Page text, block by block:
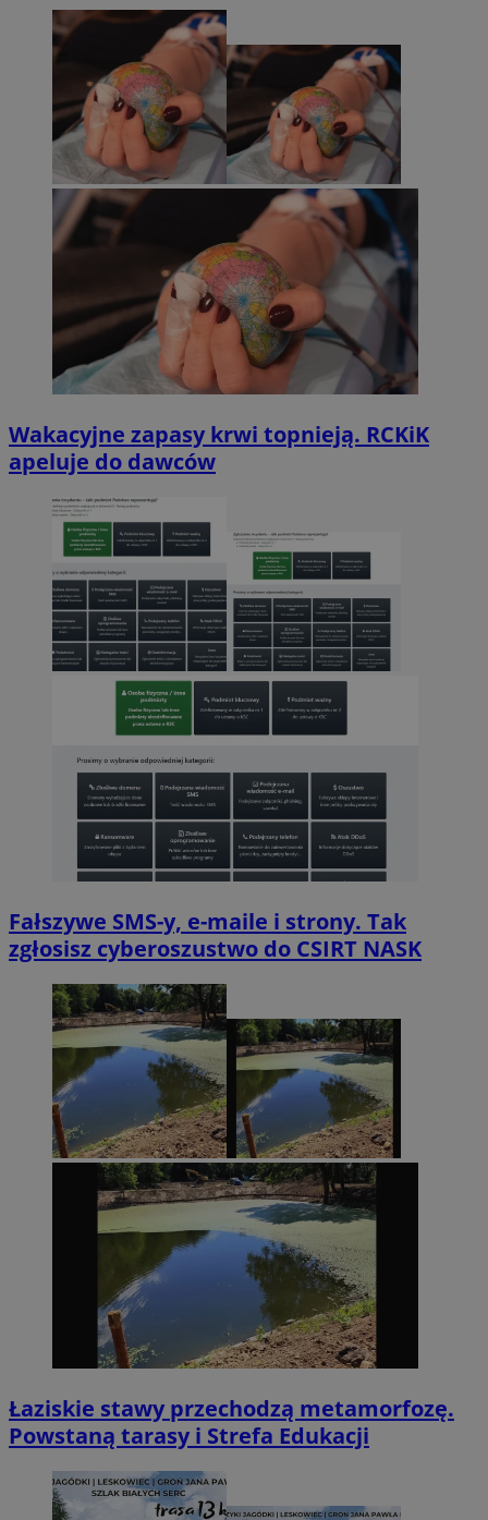
Wakacyjne zapasy krwi topnieją. RCKiK
apeluje do dawców
Fałszywe SMS-y, e-maile i strony. Tak
zgłosisz cyberoszustwo do CSIRT NASK
Łaziskie stawy przechodzą metamorfozę.
Powstaną tarasy i Strefa Edukacji